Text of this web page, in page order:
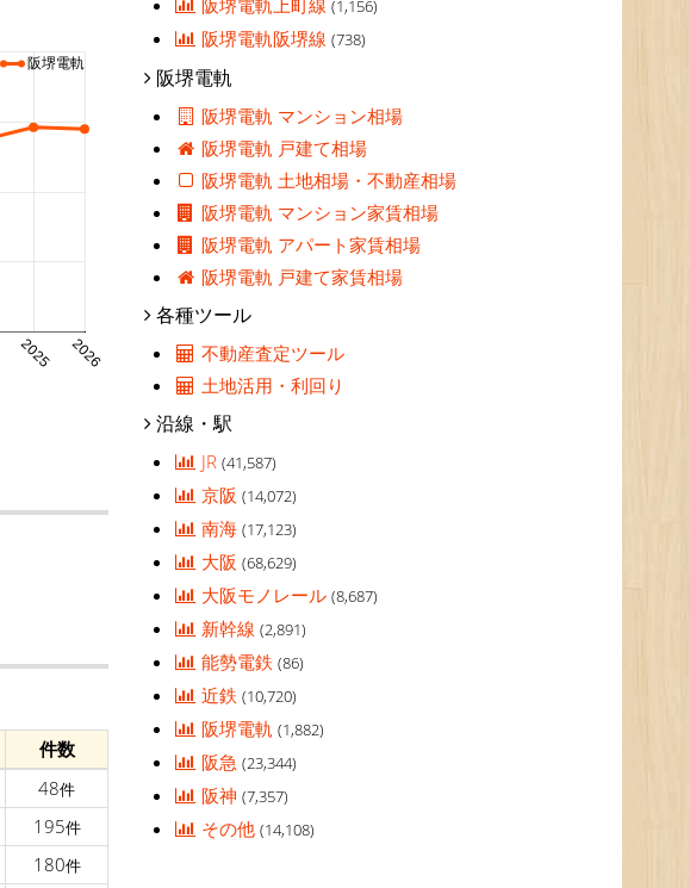
2025 2026
阪堺電軌
件数
48件
195件
180件
阪堺電軌上町線(1,156)
阪堺電軌阪堺線(738)
阪堺電軌
阪堺電軌 マンション相場
阪堺電軌 戸建て相場
阪堺電軌 土地相場・不動産相場
阪堺電軌 マンション家賃相場
阪堺電軌 アパート家賃相場
阪堺電軌 戸建て家賃相場
各種ツール
不動産査定ツール
土地活用・利回り
沿線・駅
JR(41,587)
京阪(14,072)
南海(17,123)
大阪(68,629)
大阪モノレール(8,687)
新幹線(2,891)
能勢電鉄(86)
近鉄(10,720)
阪堺電軌(1,882)
阪急(23,344)
阪神(7,357)
その他(14,108)